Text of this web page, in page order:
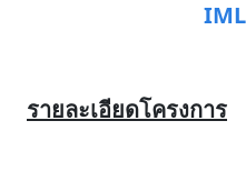
รายละเอียดโครงการ